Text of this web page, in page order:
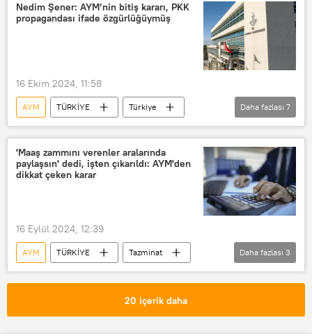
Kadir Özkaya
HDP
Halkların Demokratik Partisi (HDP)
Sokak hayvanları
Nedim Şener: AYM’nin bitiş kararı, PKK
propagandası ifade özgürlüğüymüş
16 Ekim 2024, 11:58
AYM TÜRKİYE
Türkiye
Apo
PKK
Terör
Terör örgütü
terör örgütleri
Nedim Şener
ifade özgürlüğü
Daha fazlası 7
'Maaş zammını verenler aralarında
paylaşsın' dedi, işten çıkarıldı: AYM'den
dikkat çeken karar
16 Eylül 2024, 12:39
AYM TÜRKİYE
Tazminat
işçi
işveren Zam
Daha fazlası 3
20 içerik daha